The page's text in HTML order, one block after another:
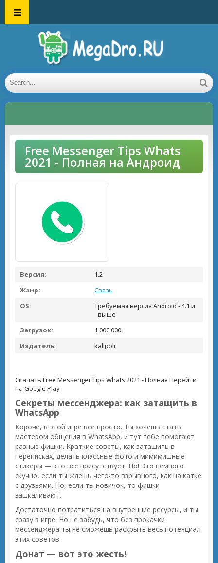
Free Messenger Tips Whats
2021 - Полная на Андроид
Версия:
1.2
Жанр:
Связь
OS:
Требуемая версия Android - 4.1 и
выше
Загрузок:
1 000 000+
Издатель:
kalipoli
Скачать Free Messenger Tips Whats 2021 - Полная Перейти
на Google Play
Секреты мессенджера: как затащить в
WhatsApp
Короче, в этой игре все просто. Ты хочешь стать
мастером общения в WhatsApp, и тут тебе помогают
разные фишки. Краткие советы, как затащить в
переписках, делать классные фото и мимимишные
стикеры — это все присутствует. Но! Это немного
скучно, если ты ждешь чего-то взрывного, как на катке
с друзьями. Но, если ты новичок, то фишки
зашкаливают.
Достаточно потратиться на внутренние ресурсы, и ты
сразу в игре. Но не забудь, что без прокачки
мессенджера ты не сможешь раскрыть весь потенциал
этих советов.
Донат — вот это жесть!